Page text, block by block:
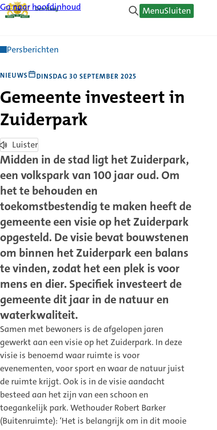
Ga naar hoofdinhoud MenuSluiten
Persberichten
NIEUWS DINSDAG 30 SEPTEMBER 2025
Gemeente investeert in
Zuiderpark
Luister
Midden in de stad ligt het Zuiderpark,
een volkspark van 100 jaar oud. Om
het te behouden en
toekomstbestendig te maken heeft de
gemeente een visie op het Zuiderpark
opgesteld. De visie bevat bouwstenen
om binnen het Zuiderpark een balans
te vinden, zodat het een plek is voor
mens en dier. Specifiek investeert de
gemeente dit jaar in de natuur en
waterkwaliteit.
Samen met bewoners is de afgelopen jaren
gewerkt aan een visie op het Zuiderpark. In deze
visie is benoemd waar ruimte is voor
evenementen, voor sport en waar de natuur juist
de ruimte krijgt. Ook is in de visie aandacht
besteed aan het zijn van een schoon en
toegankelijk park. Wethouder Robert Barker
(Buitenruimte): ‘Het is belangrijk om in dit mooie